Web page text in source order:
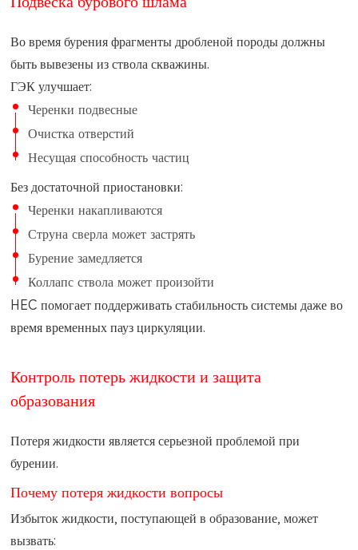
Во время бурения фрагменты дробленой породы должны
быть вывезены из ствола скважины.
ГЭК улучшает:
Черенки подвесные
Очистка отверстий
Несущая способность частиц
Без достаточной приостановки:
Черенки накапливаются
Струна сверла может застрять
Бурение замедляется
Коллапс ствола может произойти
HEC помогает поддерживать стабильность системы даже во
время временных пауз циркуляции.
Контроль потерь жидкости и защита
образования
Потеря жидкости является серьезной проблемой при
бурении.
Почему потеря жидкости вопросы
Избыток жидкости, поступающей в образование, может
вызвать: